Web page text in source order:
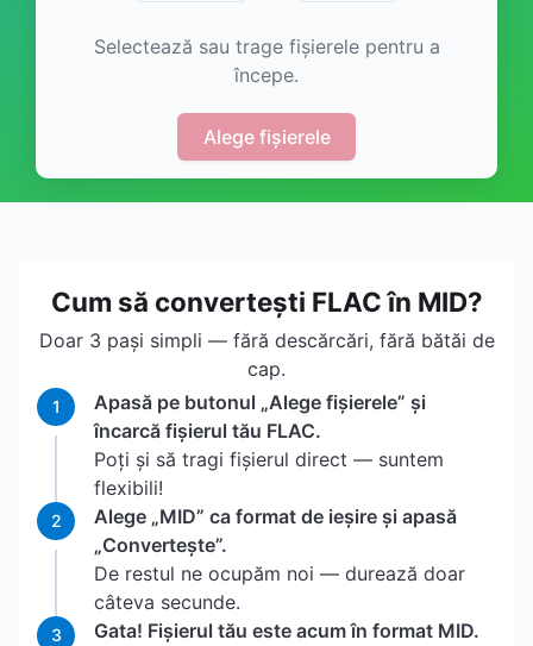
Selectează sau trage fișierele pentru a
începe.
Alege fișierele
Cum să convertești FLAC în MID?
Doar 3 pași simpli — fără descărcări, fără bătăi de
cap.
1
Apasă pe butonul „Alege fișierele” și
încarcă fișierul tău FLAC.
Poți și să tragi fișierul direct — suntem
flexibili!
2
Alege „MID” ca format de ieșire și apasă
„Convertește”.
De restul ne ocupăm noi — durează doar
câteva secunde.
3
Gata! Fișierul tău este acum în format MID.